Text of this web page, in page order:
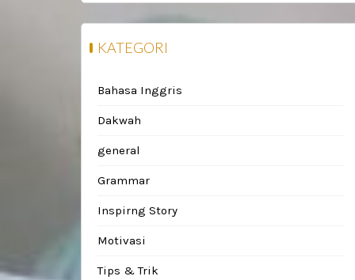
KATEGORI
Bahasa Inggris
Dakwah
general
Grammar
Inspirng Story
Motivasi
Tips & Trik